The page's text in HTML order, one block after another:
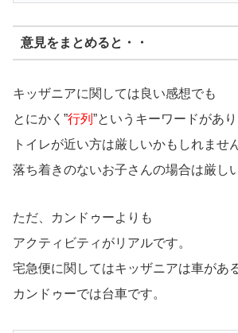
意見をまとめると・・
キッザニアに関しては良い感想でも
とにかく”行列 ”というキーワードがあり
トイレが近い方は厳しいかもしれませ
落ち着きのないお子さんの場合は厳し
ただ、カンドゥーよりも
アクティビティがリアルです。
宅急便に関してはキッザニアは車があ
カンドゥーでは台車です。